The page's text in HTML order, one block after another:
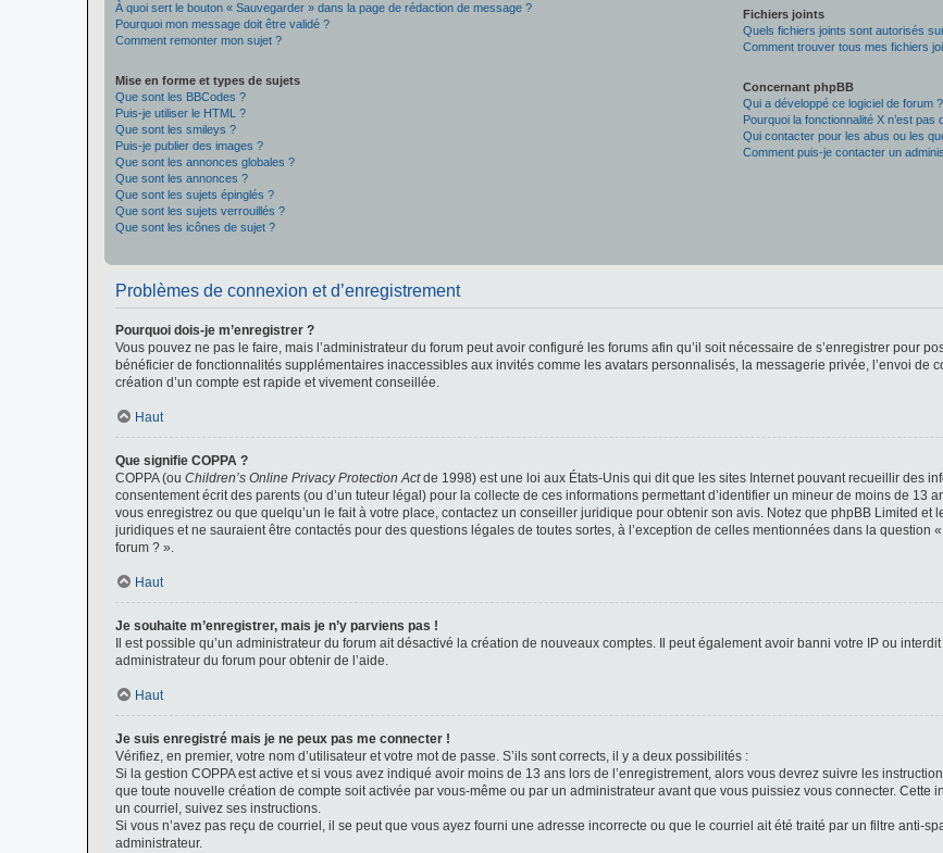
À quoi sert le bouton « Sauvegarder » dans la page de rédaction de message ?
Pourquoi mon message doit être validé ?
Comment remonter mon sujet ?
Mise en forme et types de sujets
Que sont les BBCodes ?
Puis-je utiliser le HTML ?
Que sont les smileys ?
Puis-je publier des images ?
Que sont les annonces globales ?
Que sont les annonces ?
Que sont les sujets épinglés ?
Que sont les sujets verrouillés ?
Que sont les icônes de sujet ?
Fichiers joints
Quels fichiers joints sont autorisés
Comment trouver tous mes fichiers
Concernant phpBB
Qui a développé ce logiciel de forum ?
Pourquoi la fonctionnalité X n’est pas
Qui contacter pour les abus ou les
Comment puis-je contacter un
Problèmes de connexion et d’enregistrement
Pourquoi dois-je m’enregistrer ?
Vous pouvez ne pas le faire, mais l’administrateur du forum peut avoir configuré les forums afin qu’il soit nécessaire de s’enregistrer pour
bénéficier de fonctionnalités supplémentaires inaccessibles aux invités comme les avatars personnalisés, la messagerie privée, l’envoi de
création d’un compte est rapide et vivement conseillée.
Haut
Que signifie COPPA ?
COPPA (ou Children’s Online Privacy Protection Actde 1998) est une loi aux États-Unis qui dit que les sites Internet pouvant recueillir des
consentement écrit des parents (ou d’un tuteur légal) pour la collecte de ces informations permettant d’identifier un mineur de moins de 13
vous enregistrez ou que quelqu’un le fait à votre place, contactez un conseiller juridique pour obtenir son avis. Notez que phpBB Limited
juridiques et ne sauraient être contactés pour des questions légales de toutes sortes, à l’exception de celles mentionnées dans la
forum ? ».
Haut
Je souhaite m’enregistrer, mais je n’y parviens pas !
Il est possible qu’un administrateur du forum ait désactivé la création de nouveaux comptes. Il peut également avoir banni votre IP ou
administrateur du forum pour obtenir de l’aide.
Haut
Je suis enregistré mais je ne peux pas me connecter !
Vérifiez, en premier, votre nom d’utilisateur et votre mot de passe. S’ils sont corrects, il y a deux possibilités :
Si la gestion COPPA est active et si vous avez indiqué avoir moins de 13 ans lors de l’enregistrement, alors vous devrez suivre les
que toute nouvelle création de compte soit activée par vous-même ou par un administrateur avant que vous puissiez vous connecter. Cette
un courriel, suivez ses instructions.
Si vous n’avez pas reçu de courriel, il se peut que vous ayez fourni une adresse incorrecte ou que le courriel ait été traité par un filtre anti-
administrateur.